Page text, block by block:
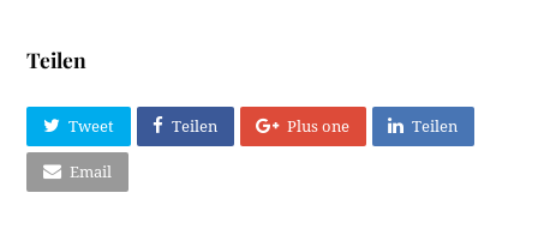
Teilen
Tweet Teilen Plus one Teilen
Email